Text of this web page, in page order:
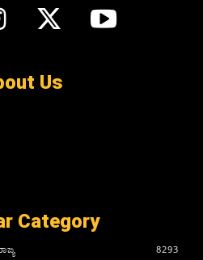
Us
Category
8293